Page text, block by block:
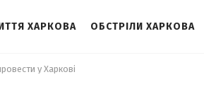
ХАРКОВА ОБСТРІЛИ ХАРКОВА
у Харкові